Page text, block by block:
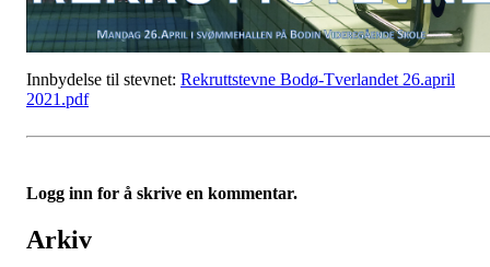
Innbydelse til stevnet: Rekruttstevne Bodø-Tverlandet 26.april
2021.pdf
Logg inn for å skrive en kommentar.
Arkiv